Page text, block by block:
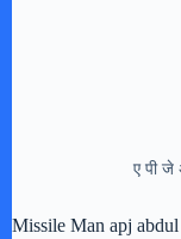
ए पी जे
Missile Man apj